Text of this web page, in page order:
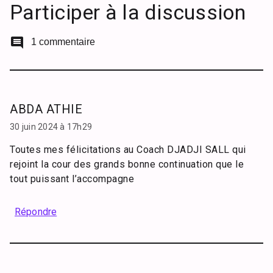
Participer à la discussion
comment 1 commentaire
ABDA ATHIE
30 juin 2024 à 17h29
Toutes mes félicitations au Coach DJADJI SALL qui
rejoint la cour des grands bonne continuation que le
tout puissant l’accompagne
Répondre